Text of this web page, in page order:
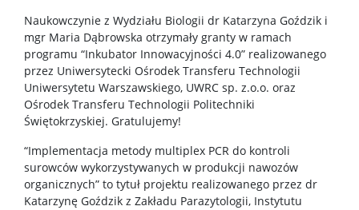
Posłuchaj o nauce
Poczytaj o nauce
Wydarzenia
Wystawy
Naukowczynie z Wydziału Biologii dr Katarzyna Goździk i
mgr Maria Dąbrowska otrzymały granty w ramach
programu “Inkubator Innowacyjności 4.0” realizowanego
przez Uniwersytecki Ośrodek Transferu Technologii
Uniwersytetu Warszawskiego, UWRC sp. z.o.o. oraz
Ośrodek Transferu Technologii Politechniki
Świętokrzyskiej. Gratulujemy!
“Implementacja metody multiplex PCR do kontroli
surowców wykorzystywanych w produkcji nawozów
organicznych” to tytuł projektu realizowanego przez dr
Katarzynę Goździk z Zakładu Parazytologii, Instytutu